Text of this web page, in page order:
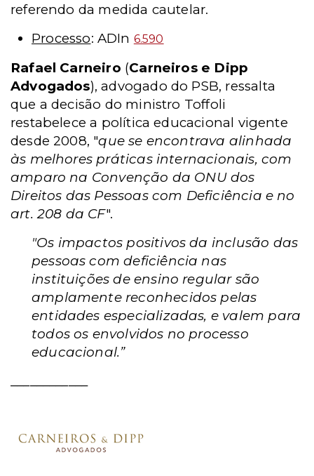
referendo da medida cautelar.
Processo: ADIn 6.590
Rafael Carneiro (Carneiros e Dipp
Advogados), advogado do PSB, ressalta
que a decisão do ministro Toffoli
restabelece a política educacional vigente
desde 2008, "que se encontrava alinhada
às melhores práticas internacionais, com
amparo na Convenção da ONU dos
Direitos das Pessoas com Deficiência e no
art. 208 da CF".
"Os impactos positivos da inclusão das
pessoas com deficiência nas
instituições de ensino regular são
amplamente reconhecidos pelas
entidades especializadas, e valem para
todos os envolvidos no processo
educacional.”